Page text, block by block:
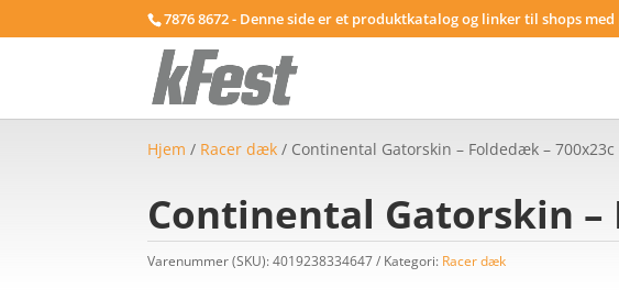
7876 8672 - Denne side er et produktkatalog og linker til shops
Hjem / Racer dæk / Continental Gatorskin – Foldedæk – 700x23c
Continental Gatorskin –
Varenummer (SKU):4019238334647 Kategori: Racer dæk